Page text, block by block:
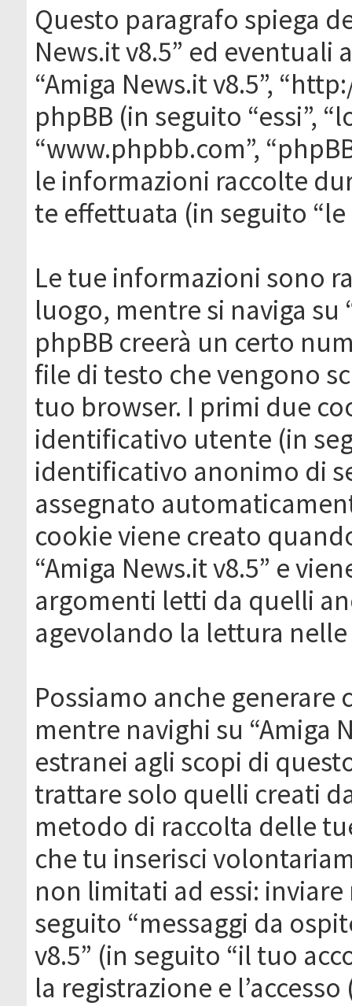
Questo paragrafo spiega
News.it v8.5” ed eventuali
“Amiga News.it v8.5”,
phpBB (in seguito “essi”,
“www.phpbb.com”,
le informazioni raccolte
te effettuata (in seguito
Le tue informazioni sono
luogo, mentre si naviga su
phpBB creerà un certo
file di testo che vengono
tuo browser. I primi due
identificativo utente (in
identificativo anonimo di
assegnato
cookie viene creato
“Amiga News.it v8.5” e
argomenti letti da quelli
agevolando la lettura
Possiamo anche
mentre navighi su “Amiga
estranei agli scopi di
trattare solo quelli creati
metodo di raccolta delle
che tu inserisci
non limitati ad essi:
seguito “messaggi da
v8.5” (in seguito “il tuo
la registrazione e